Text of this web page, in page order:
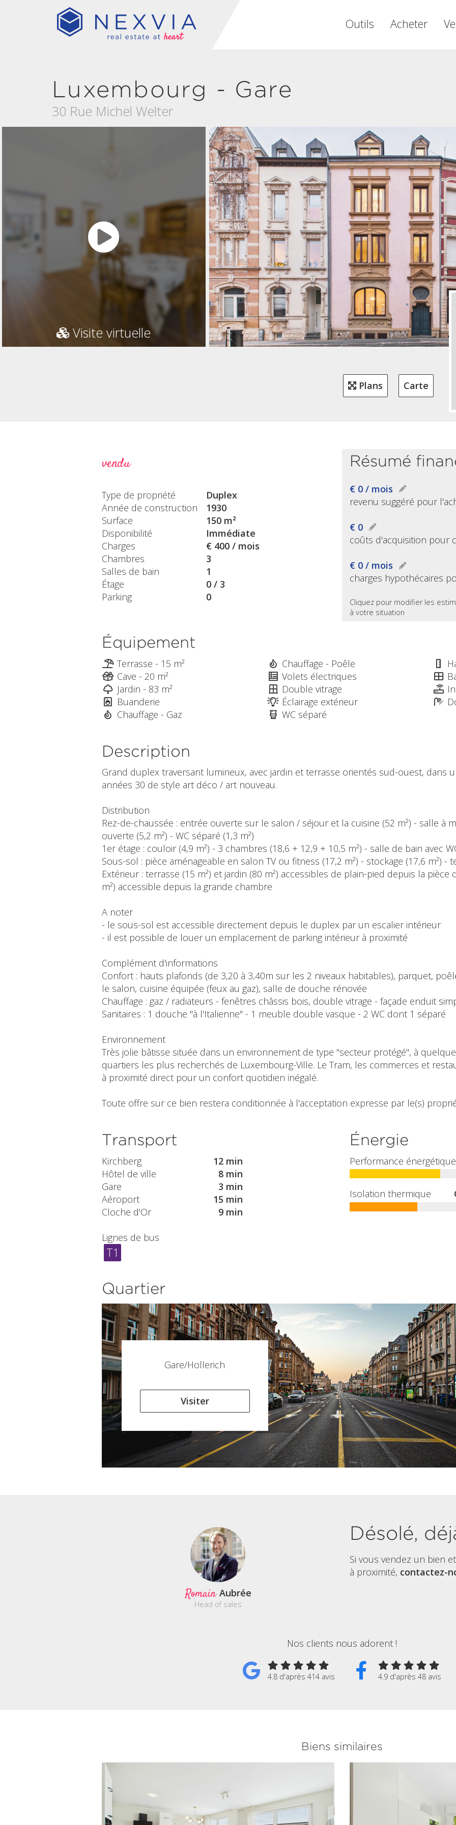
Outils Acheter
Luxembourg - Gare
30 Rue Michel Welter
Visite virtuelle
Plans Carte
vendu
Type de propriété
Duplex
Année de construction
1930
Surface
150 m²
Disponibilité
Immédiate
Charges
€ 400 / mois
Chambres
3
Salles de bain
1
Étage
0 / 3
Parking
0
Résumé
€ 0 / mois
revenu suggéré pour
€ 0
coûts d'acquisition pour
€ 0 / mois
charges hypothécaires
Cliquez pour modifier les
à votre situation
Équipement
Terrasse - 15 m²
Cave - 20 m²
Jardin - 83 m²
Buanderie
Chauffage - Gaz
Chauffage - Poêle
Volets électriques
Double vitrage
Éclairage extérieur
WC séparé
Description
Grand duplex traversant lumineux, avec jardin et terrasse orientés sud-ouest, dans
années 30 de style art déco / art nouveau.
Distribution
Rez-de-chaussée : entrée ouverte sur le salon / séjour et la cuisine (52 m²) - salle à
ouverte (5,2 m²) - WC séparé (1,3 m²)
1er étage : couloir (4,9 m²) - 3 chambres (18,6 + 12,9 + 10,5 m²) - salle de bain avec
Sous-sol : pièce aménageable en salon TV ou fitness (17,2 m²) - stockage (17,6 m²) -
Extérieur : terrasse (15 m²) et jardin (80 m²) accessibles de plain-pied depuis la pièce
m²) accessible depuis la grande chambre
A noter
- le sous-sol est accessible directement depuis le duplex par un escalier intérieur
- il est possible de louer un emplacement de parking intérieur à proximité
Complément d'informations
Confort : hauts plafonds (de 3,20 à 3,40m sur les 2 niveaux habitables), parquet,
le salon, cuisine équipée (feux au gaz), salle de douche rénovée
Chauffage : gaz / radiateurs - fenêtres châssis bois, double vitrage - façade enduit
Sanitaires : 1 douche "à l'Italienne" - 1 meuble double vasque - 2 WC dont 1 séparé
Environnement
Très jolie bâtisse située dans un environnement de type "secteur protégé", à
quartiers les plus recherchés de Luxembourg-Ville. Le Tram, les commerces et
à proximité direct pour un confort quotidien inégalé.
Toute offre sur ce bien restera conditionnée à l'acceptation expresse par le(s)
Transport
Kirchberg
12 min
Hôtel de ville
8 min
Gare
3 min
Aéroport
15 min
Cloche d'Or
9 min
Lignes de bus
T1
Énergie
Performance énergétique
Isolation thermique
Quartier
Gare/Hollerich
Visiter
Romain Aubrée
Head of sales
Désolé,
Si vous vendez un bien
à proximité, contactez-
Nos clients nous adorent !
4.8 d'après 414 avis 4.9 d'après 48 avis
Biens similaires